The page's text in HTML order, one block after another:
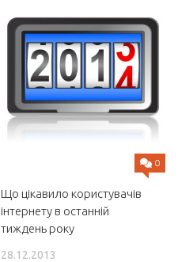
0
Що цікавило користувачів
інтернету в останній
тиждень року
28.12.2013